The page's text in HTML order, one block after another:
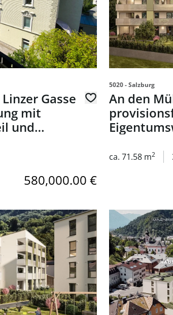
Gasse
mit
und
580,000.00 €
5020 - Salzburg
An den
ca. 71.58 m2
- zum Kauf3-Zimmer-Gartenwohnung in
link to page